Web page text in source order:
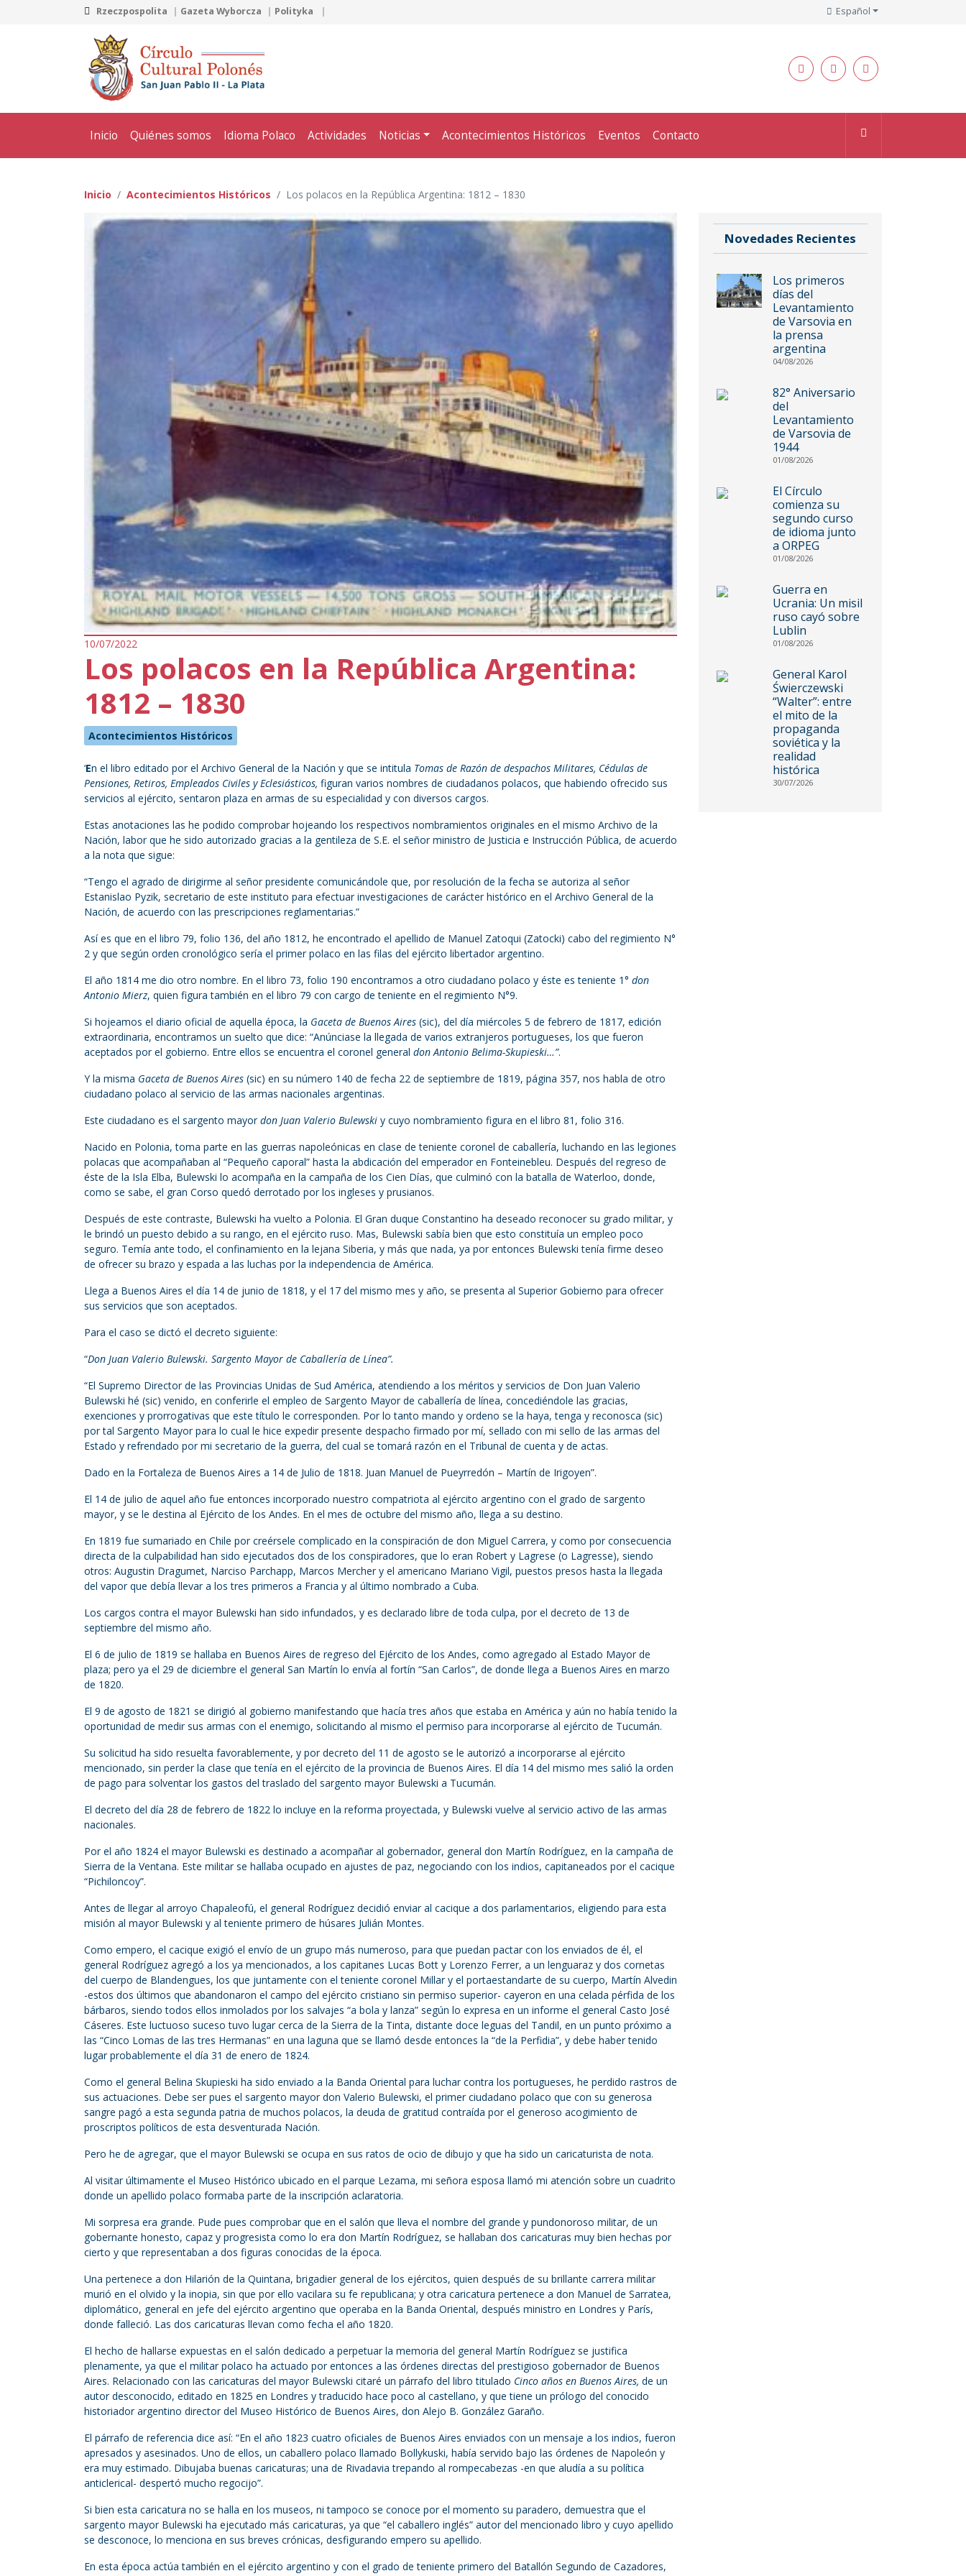
Rzeczpospolita Gazeta Wyborcza Polityka Español
Inicio Quiénes somos Idioma Polaco Actividades Noticias Acontecimientos Históricos Eventos Contacto
Inicio Acontecimientos Históricos Los polacos en la República Argentina: 1812 – 1830
10/07/2022
Los polacos en la República Argentina:
1812 – 1830
Acontecimientos Históricos
‘En el libro editado por el Archivo General de la Nación y que se intitula Tomas de Razón de despachos Militares, Cédulas de
Pensiones, Retiros, Empleados Civiles y Eclesiásticos, figuran varios nombres de ciudadanos polacos, que habiendo ofrecido sus
servicios al ejército, sentaron plaza en armas de su especialidad y con diversos cargos.
Estas anotaciones las he podido comprobar hojeando los respectivos nombramientos originales en el mismo Archivo de la
Nación, labor que he sido autorizado gracias a la gentileza de S.E. el señor ministro de Justicia e Instrucción Pública, de acuerdo
a la nota que sigue:
“Tengo el agrado de dirigirme al señor presidente comunicándole que, por resolución de la fecha se autoriza al señor
Estanislao Pyzik, secretario de este instituto para efectuar investigaciones de carácter histórico en el Archivo General de la
Nación, de acuerdo con las prescripciones reglamentarias.”
Así es que en el libro 79, folio 136, del año 1812, he encontrado el apellido de Manuel Zatoqui (Zatocki) cabo del regimiento N°
2 y que según orden cronológico sería el primer polaco en las filas del ejército libertador argentino.
El año 1814 me dio otro nombre. En el libro 73, folio 190 encontramos a otro ciudadano polaco y éste es teniente 1° don
Antonio Mierz, quien figura también en el libro 79 con cargo de teniente en el regimiento N°9.
Si hojeamos el diario oficial de aquella época, la Gaceta de Buenos Aires (sic), del día miércoles 5 de febrero de 1817, edición
extraordinaria, encontramos un suelto que dice: “Anúnciase la llegada de varios extranjeros portugueses, los que fueron
aceptados por el gobierno. Entre ellos se encuentra el coronel general don Antonio Belima-Skupieski…”.
Y la misma Gaceta de Buenos Aires (sic) en su número 140 de fecha 22 de septiembre de 1819, página 357, nos habla de otro
ciudadano polaco al servicio de las armas nacionales argentinas.
Este ciudadano es el sargento mayordon Juan Valerio Bulewski y cuyo nombramiento figura en el libro 81, folio 316.
Nacido en Polonia, toma parte en las guerras napoleónicas en clase de teniente coronel de caballería, luchando en las legiones
polacas que acompañaban al “Pequeño caporal” hasta la abdicación del emperador en Fonteinebleu. Después del regreso de
éste de la Isla Elba, Bulewski lo acompaña en la campaña de los Cien Días, que culminó con la batalla de Waterloo, donde,
como se sabe, el gran Corso quedó derrotado por los ingleses y prusianos.
Después de este contraste, Bulewski ha vuelto a Polonia. El Gran duque Constantino ha deseado reconocer su grado militar, y
le brindó un puesto debido a su rango, en el ejército ruso. Mas, Bulewski sabía bien que esto constituía un empleo poco
seguro. Temía ante todo, el confinamiento en la lejana Siberia, y más que nada, ya por entonces Bulewski tenía firme deseo
de ofrecer su brazo y espada a las luchas por la independencia de América.
Llega a Buenos Aires el día 14 de junio de 1818, y el 17 del mismo mes y año, se presenta al Superior Gobierno para ofrecer
sus servicios que son aceptados.
Para el caso se dictó el decreto siguiente:
“Don Juan Valerio Bulewski. Sargento Mayor de Caballería de Línea”.
“El Supremo Director de las Provincias Unidas de Sud América, atendiendo a los méritos y servicios de Don Juan Valerio
Bulewski hé (sic) venido, en conferirle el empleo de Sargento Mayor de caballería de línea, concediéndole las gracias,
exenciones y prorrogativas que este título le corresponden. Por lo tanto mando y ordeno se la haya, tenga y reconosca (sic)
por tal Sargento Mayor para lo cual le hice expedir presente despacho firmado por mí, sellado con mi sello de las armas del
Estado y refrendado por mi secretario de la guerra, del cual se tomará razón en el Tribunal de cuenta y de actas.
Dado en la Fortaleza de Buenos Aires a 14 de Julio de 1818. Juan Manuel de Pueyrredón – Martín de Irigoyen”.
El 14 de julio de aquel año fue entonces incorporado nuestro compatriota al ejército argentino con el grado de sargento
mayor, y se le destina al Ejército de los Andes. En el mes de octubre del mismo año, llega a su destino.
En 1819 fue sumariado en Chile por creérsele complicado en la conspiración de don Miguel Carrera, y como por consecuencia
directa de la culpabilidad han sido ejecutados dos de los conspiradores, que lo eran Robert y Lagrese (o Lagresse), siendo
otros: Augustin Dragumet, Narciso Parchapp, Marcos Mercher y el americano Mariano Vigil, puestos presos hasta la llegada
del vapor que debía llevar a los tres primeros a Francia y al último nombrado a Cuba.
Los cargos contra el mayor Bulewski han sido infundados, y es declarado libre de toda culpa, por el decreto de 13 de
septiembre del mismo año.
El 6 de julio de 1819 se hallaba en Buenos Aires de regreso del Ejército de los Andes, como agregado al Estado Mayor de
plaza; pero ya el 29 de diciembre el general San Martín lo envía al fortín “San Carlos”, de donde llega a Buenos Aires en marzo
de 1820.
El 9 de agosto de 1821 se dirigió al gobierno manifestando que hacía tres años que estaba en América y aún no había tenido la
oportunidad de medir sus armas con el enemigo, solicitando al mismo el permiso para incorporarse al ejército de Tucumán.
Su solicitud ha sido resuelta favorablemente, y por decreto del 11 de agosto se le autorizó a incorporarse al ejército
mencionado, sin perder la clase que tenía en el ejército de la provincia de Buenos Aires. El día 14 del mismo mes salió la orden
de pago para solventar los gastos del traslado del sargento mayor Bulewski a Tucumán.
El decreto del día 28 de febrero de 1822 lo incluye en la reforma proyectada, y Bulewski vuelve al servicio activo de las armas
nacionales.
Por el año 1824 el mayor Bulewski es destinado a acompañar al gobernador, general don Martín Rodríguez, en la campaña de
Sierra de la Ventana. Este militar se hallaba ocupado en ajustes de paz, negociando con los indios, capitaneados por el cacique
“Pichiloncoy”.
Antes de llegar al arroyo Chapaleofú, el general Rodríguez decidió enviar al cacique a dos parlamentarios, eligiendo para esta
misión al mayor Bulewski y al teniente primero de húsares Julián Montes.
Como empero, el cacique exigió el envío de un grupo más numeroso, para que puedan pactar con los enviados de él, el
general Rodríguez agregó a los ya mencionados, a los capitanes Lucas Bott y Lorenzo Ferrer, a un lenguaraz y dos cornetas
del cuerpo de Blandengues, los que juntamente con el teniente coronel Millar y el portaestandarte de su cuerpo, Martín Alvedin
-estos dos últimos que abandonaron el campo del ejército cristiano sin permiso superior- cayeron en una celada pérfida de los
bárbaros, siendo todos ellos inmolados por los salvajes “a bola y lanza” según lo expresa en un informe el general Casto José
Cáseres. Este luctuoso suceso tuvo lugar cerca de la Sierra de la Tinta, distante doce leguas del Tandil, en un punto próximo a
las “Cinco Lomas de las tres Hermanas” en una laguna que se llamó desde entonces la “de la Perfidia”, y debe haber tenido
lugar probablemente el día 31 de enero de 1824.
Como el general Belina Skupieski ha sido enviado a la Banda Oriental para luchar contra los portugueses, he perdido rastros de
sus actuaciones. Debe ser pues el sargento mayor don Valerio Bulewski, el primer ciudadano polaco que con su generosa
sangre pagó a esta segunda patria de muchos polacos, la deuda de gratitud contraída por el generoso acogimiento de
proscriptos políticos de esta desventurada Nación.
Pero he de agregar, que el mayor Bulewski se ocupa en sus ratos de ocio de dibujo y que ha sido un caricaturista de nota.
Al visitar últimamente el Museo Histórico ubicado en el parque Lezama, mi señora esposa llamó mi atención sobre un cuadrito
donde un apellido polaco formaba parte de la inscripción aclaratoria.
Mi sorpresa era grande. Pude pues comprobar que en el salón que lleva el nombre del grande y pundonoroso militar, de un
gobernante honesto, capaz y progresista como lo era don Martín Rodríguez, se hallaban dos caricaturas muy bien hechas por
cierto y que representaban a dos figuras conocidas de la época.
Una pertenece a don Hilarión de la Quintana, brigadier general de los ejércitos, quien después de su brillante carrera militar
murió en el olvido y la inopia, sin que por ello vacilara su fe republicana; y otra caricatura pertenece a don Manuel de Sarratea,
diplomático, general en jefe del ejército argentino que operaba en la Banda Oriental, después ministro en Londres y París,
donde falleció. Las dos caricaturas llevan como fecha el año 1820.
El hecho de hallarse expuestas en el salón dedicado a perpetuar la memoria del general Martín Rodríguez se justifica
plenamente, ya que el militar polaco ha actuado por entonces a las órdenes directas del prestigioso gobernador de Buenos
Aires. Relacionado con las caricaturas del mayor Bulewski citaré un párrafo del libro titulado Cinco años en Buenos Aires, de un
autor desconocido, editado en 1825 en Londres y traducido hace poco al castellano, y que tiene un prólogo del conocido
historiador argentino director del Museo Histórico de Buenos Aires, don Alejo B. González Garaño.
El párrafo de referencia dice así: “En el año 1823 cuatro oficiales de Buenos Aires enviados con un mensaje a los indios, fueron
apresados y asesinados. Uno de ellos, un caballero polaco llamado Bollykuski, había servido bajo las órdenes de Napoleón y
era muy estimado. Dibujaba buenas caricaturas; una de Rivadavia trepando al rompecabezas -en que aludía a su política
anticlerical- despertó mucho regocijo”.
Si bien esta caricatura no se halla en los museos, ni tampoco se conoce por el momento su paradero, demuestra que el
sargento mayor Bulewski ha ejecutado más caricaturas, ya que “el caballero inglés” autor del mencionado libro y cuyo apellido
se desconoce, lo menciona en sus breves crónicas, desfigurando empero su apellido.
En esta época actúa también en el ejército argentino y con el grado de teniente primero del Batallón Segundo de Cazadores,
Novedades Recientes
Los primeros
días del
Levantamiento
de Varsovia en
la prensa
argentina
04/08/2026
82° Aniversario
del
Levantamiento
de Varsovia de
1944
01/08/2026
El Círculo
comienza su
segundo curso
de idioma junto
a ORPEG
01/08/2026
Guerra en
Ucrania: Un misil
ruso cayó sobre
Lublin
01/08/2026
General Karol
Świerczewski
“Walter”: entre
el mito de la
propaganda
soviética y la
realidad
histórica
30/07/2026